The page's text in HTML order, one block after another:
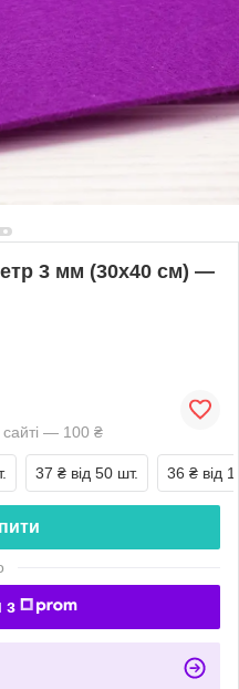
3 мм (30х40 см) —
— 100 ₴
37 ₴ від 50 шт. 36 ₴ від
з